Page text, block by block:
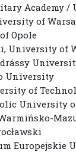
Academy /
of
Opole
University of
University
of
University
Europejskie